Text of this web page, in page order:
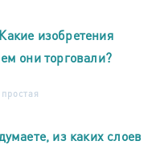
изобретения
они торговали?
простая
из каких слоев